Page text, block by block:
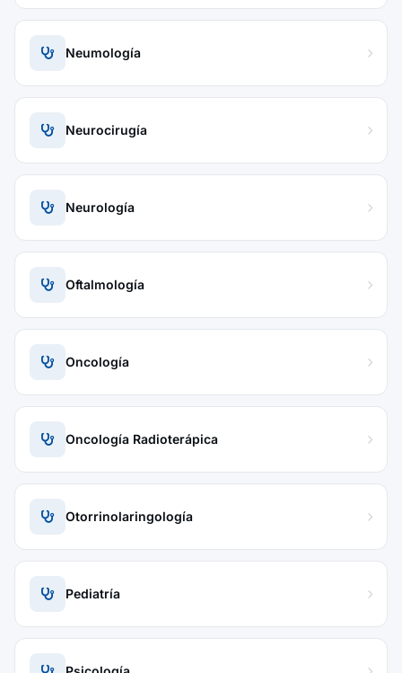
Neumología
Neurocirugía
Neurología
Oftalmología
Oncología
Oncología Radioterápica
Otorrinolaringología
Pediatría